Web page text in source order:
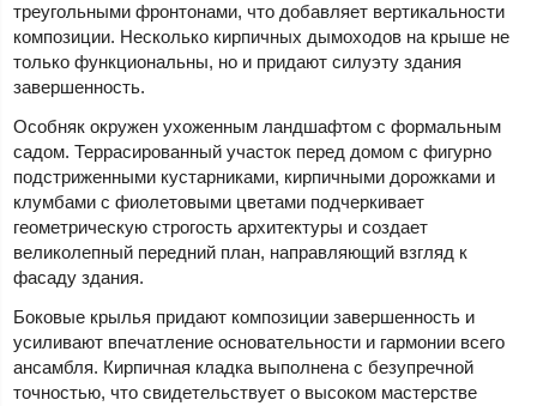
треугольными фронтонами, что добавляет вертикальности
композиции. Несколько кирпичных дымоходов на крыше не
только функциональны, но и придают силуэту здания
завершенность.
Особняк окружен ухоженным ландшафтом с формальным
садом. Террасированный участок перед домом с фигурно
подстриженными кустарниками, кирпичными дорожками и
клумбами с фиолетовыми цветами подчеркивает
геометрическую строгость архитектуры и создает
великолепный передний план, направляющий взгляд к
фасаду здания.
Боковые крылья придают композиции завершенность и
усиливают впечатление основательности и гармонии всего
ансамбля. Кирпичная кладка выполнена с безупречной
точностью, что свидетельствует о высоком мастерстве